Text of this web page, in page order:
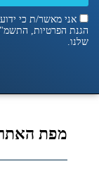
אני מאשר/ת כי
הגנת הפרטיות, התשמ"א–1981 (כולל תיקון 13),
שלנו.
מפת האתר